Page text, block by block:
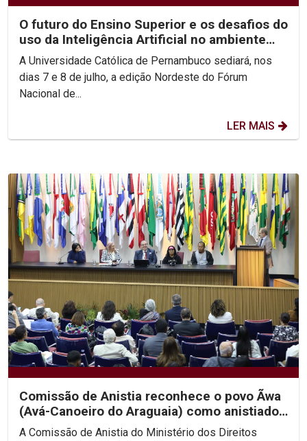
O futuro do Ensino Superior e os desafios do
uso da Inteligência Artificial no ambiente
acadêmico...
A Universidade Católica de Pernambuco sediará, nos
dias 7 e 8 de julho, a edição Nordeste do Fórum
Nacional de...
LER MAIS
Comissão de Anistia reconhece o povo Ãwa
(Avá-Canoeiro do Araguaia) como anistiado
político coletivo
A Comissão de Anistia do Ministério dos Direitos